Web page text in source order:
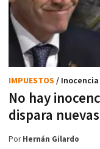
No hay
dispara
IMPUESTOS / Inocencia
PorHernán Gilardo